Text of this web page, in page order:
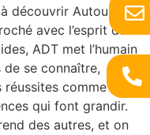
découvrir Autour
avec l’esprit du
ADT met l’humain
se connaître,
réussites comme nos
qui font grandir.
des autres, et on